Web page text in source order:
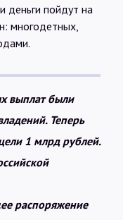
деньги пойдут на
многодетных,
выплат были
Теперь
1 млрд рублей.
распоряжение